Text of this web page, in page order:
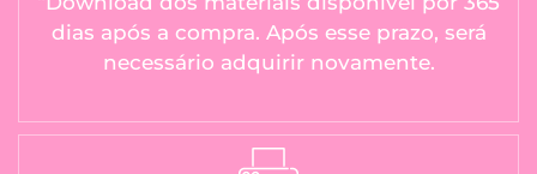
dias após a compra. Após esse prazo, será
necessário adquirir novamente.